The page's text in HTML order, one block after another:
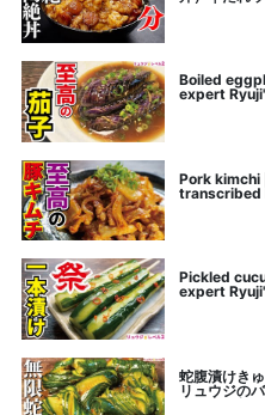
さんのレシ
Boiled
expert
Pork kimchi
transcribed
researcher
Pickled
expert
蛇腹漬けき
リュウジの
シピ書き起こ